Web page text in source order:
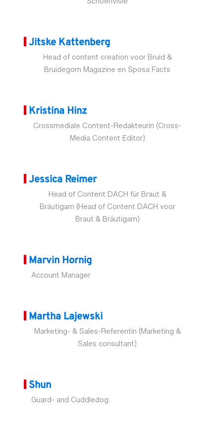
Schoenvisie
Jitske Kattenberg
Head of content creation voor Bruid &
Bruidegom Magazine en Sposa Facts
Kristina Hinz
Crossmediale Content-Redakteurin (Cross-
Media Content Editor)
Jessica Reimer
Head of Content DACH für Braut &
Bräutigam (Head of Content DACH voor
Braut & Bräutigam)
Marvin Hornig
Account Manager
Martha Lajewski
Marketing- & Sales-Referentin (Marketing &
Sales consultant)
Shun
Guard- and Cuddledog